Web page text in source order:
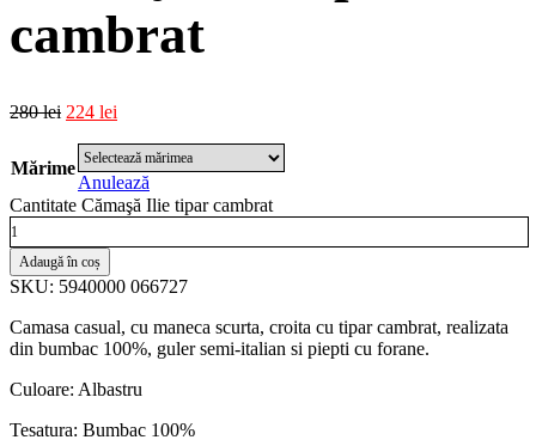
cambrat
280lei 224 lei
Mărime
Anulează
Cantitate Cămaşă Ilie tipar cambrat
Adaugă în coș
SKU: 5940000 066727
Camasa casual, cu maneca scurta, croita cu tipar cambrat, realizata
din bumbac 100%, guler semi-italian si piepti cu forane.
Culoare: Albastru
Tesatura: Bumbac 100%